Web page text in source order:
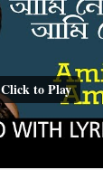
Click to Play